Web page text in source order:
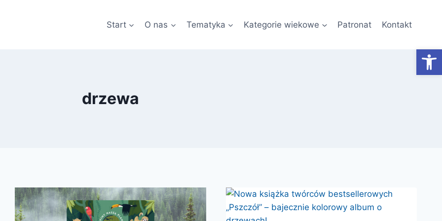
Start O nas Tematyka Kategorie wiekowe Patronat Kontakt
drzewa